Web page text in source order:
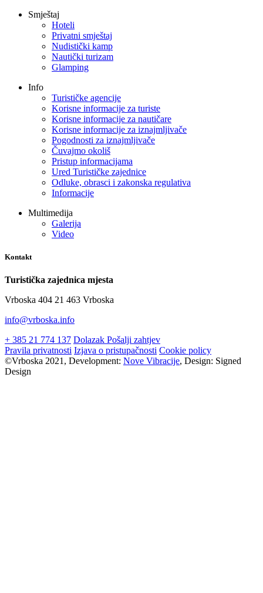
Smještaj
Hoteli
Privatni smještaj
Nudistički kamp
Nautički turizam
Glamping
Info
Turističke agencije
Korisne informacije za turiste
Korisne informacije za nautičare
Korisne informacije za iznajmljivače
Pogodnosti za iznajmljivače
Čuvajmo okoliš
Pristup informacijama
Ured Turističke zajednice
Odluke, obrasci i zakonska regulativa
Informacije
Multimedija
Galerija
Video
Kontakt
Turistička zajednica mjesta
Vrboska 404 21 463 Vrboska
info@vrboska.info
+ 385 21 774 137 Dolazak Pošalji zahtjev
Pravila privatnosti Izjava o pristupačnosti Cookie policy
©Vrboska 2021, Development: Nove Vibracije, Design: Signed
Design